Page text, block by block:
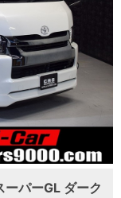
パーGL ダーク